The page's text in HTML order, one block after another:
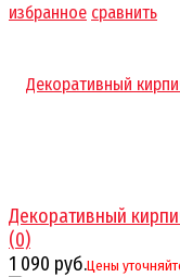
избранное сравнить
Декоративный
(0)
1 090 руб.Цены